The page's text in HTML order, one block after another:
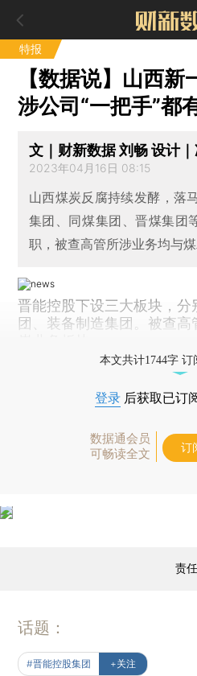
特报
【数据说】山西
涉公司“一把手”都
文｜财新数据 刘畅 设计
2023年04月16日 08:15
山西煤炭反腐持续发酵，落
集团、同煤集团、晋煤集团
职，被查高管所涉业务均与
晋能控股下设三大板块，
团、装备制造集团。被查
本文共计1744字
登录 后获取已订
数据通会员
可畅读全文
订
责
话题：
#晋能控股集团 +关注